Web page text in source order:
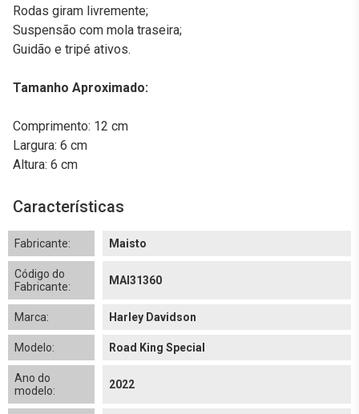
Rodas giram livremente;
Suspensão com mola traseira;
Guidão e tripé ativos.
Tamanho Aproximado:
Comprimento: 12 cm
Largura: 6 cm
Altura: 6 cm
Características
Fabricante: Maisto
Código do
Fabricante:
MAI31360
Marca: Harley Davidson
Modelo: Road King Special
Ano do
modelo:
2022